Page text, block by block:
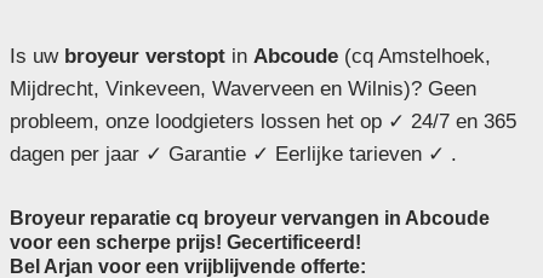
Is uwbroyeur verstoptin Abcoude(cq Amstelhoek,
Mijdrecht, Vinkeveen, Waverveen en Wilnis)? Geen
probleem, onze loodgieters lossen het op ✓ 24/7 en 365
dagen per jaar ✓ Garantie ✓ Eerlijke tarieven ✓ .
Broyeur reparatie cq broyeur vervangen in Abcoude
voor een scherpe prijs! Gecertificeerd!
Bel Arjan voor een vrijblijvende offerte: